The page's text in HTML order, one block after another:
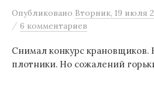
Опубликовано Вторник, 19 июля
/ 6 комментариев
Снимал конкурс крановщиков.
плотники. Но сожалений